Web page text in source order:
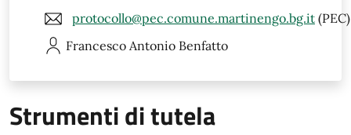
protocollo@pec.comune.martinengo.bg.it (PEC)
Francesco Antonio Benfatto
Strumenti di tutela